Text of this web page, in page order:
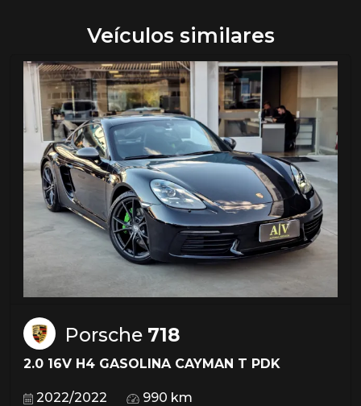
Veículos similares
Porsche 718
2.0 16V H4 GASOLINA CAYMAN T PDK
2022/2022 990 km